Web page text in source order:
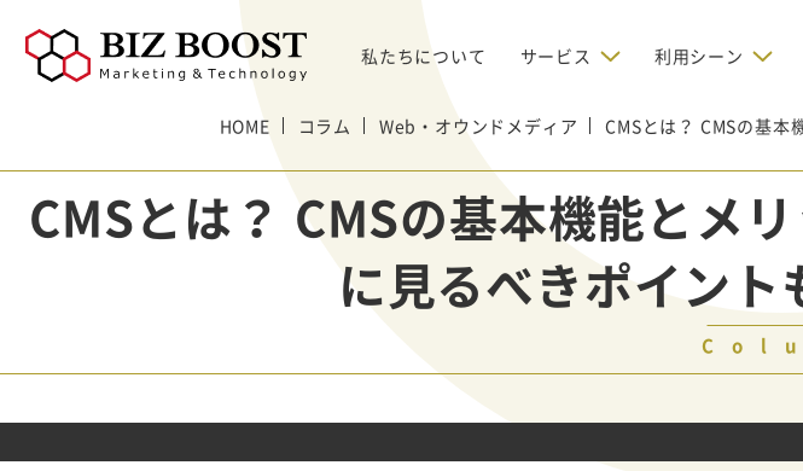
私たちについて サービス
デジタルマーケティング
コンサルティングサ
ービス
BtoBマーケティ
リード獲得
BtoB Webサイト
制作
BtoBコンテンツ
制作
メディアプロモー
リード醸成
デジタルリク
OMリクルーティン
グ
利用シーン
Webからの問い合わせを増やしたい
セミナー/ウェビナーの集客を増や
したい
BtoBのテレマーケティングで成果を
出したい
BtoBのリスティング広告で成果を上
デジタルマーケティング
ウェビナー支援
イベントマーケティング
座談会
トレーラーハウスの認知度向上と
化形成を目指して効果的なメール
ガジン配信の仕組みをMAで構築
プロダクト & SaaS
戦略・マネジメント
デジタル施策 & チャネル
組織・パートナー & 法務
営業 & セールスオペ
HOME コラム Web・オウンドメディア CMSとは？ CMSの基
CMSとは？ CMSの基本機能とメ
に見るべきポイン